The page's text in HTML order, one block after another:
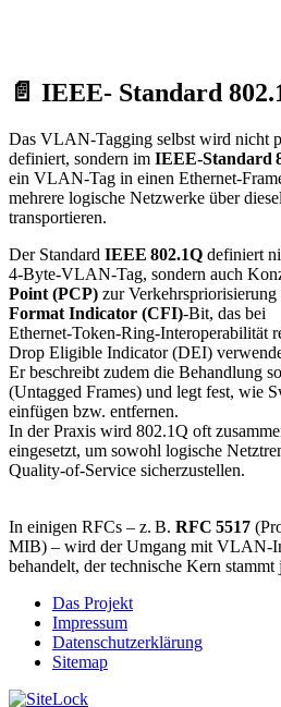
📄 IEEE- Standard
Das VLAN‑Tagging selbst wird nicht
definiert, sondern im IEEE‑Standard
ein VLAN‑Tag in einen
mehrere logische Netzwerke über
transportieren.
Der Standard IEEE 802.1Q definiert
4‑Byte‑VLAN‑Tag, sondern auch
Point (PCP) zur Verkehrspriorisierung
Format Indicator (CFI)‑Bit, das bei
Ethernet‑Token‑Ring‑Interoperabilität
Drop Eligible Indicator (DEI)
Er beschreibt zudem die Behandlung
(Untagged Frames) und legt fest, wie
einfügen bzw. entfernen.
In der Praxis wird 802.1Q oft
eingesetzt, um sowohl logische
Quality‑of‑Service sicherzustellen.
In einigen RFCs – z. B. RFC 5517
MIB) – wird der Umgang mit
behandelt, der technische Kern
Das Projekt
Impressum
Datenschutzerklärung
Sitemap